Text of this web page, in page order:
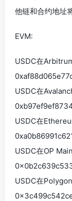
他链和合约地址
EVM:
USDC在
USDC在
USDC在
USDC在OP
USDC在